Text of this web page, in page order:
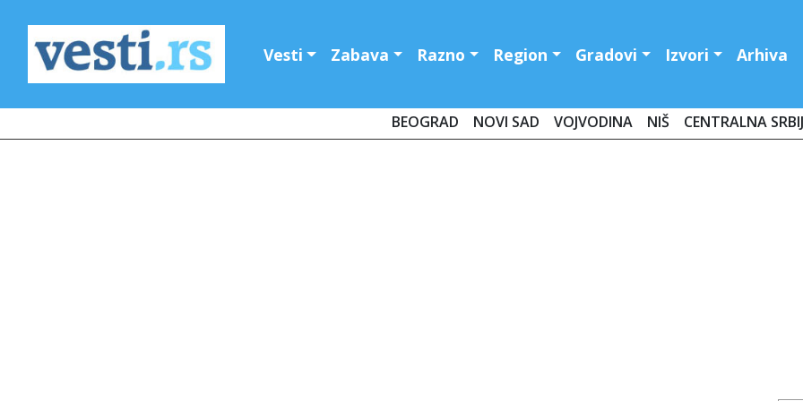
Vesti Zabava Razno Region Gradovi Izvori Arhiva
BEOGRAD NOVI SAD VOJVODINA NIŠ CENTRALNA